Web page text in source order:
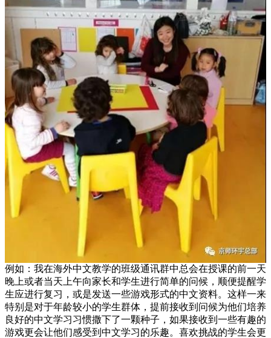
例如：我在海外中文教学的班级通讯群中总会在授课的前一天
晚上或者当天上午向家长和学生进行简单的问候，顺便提醒学
生应进行复习，或是发送一些游戏形式的中文资料。这样一来
特别是对于年龄较小的学生群体，提前接收到问候为他们培养
良好的中文学习习惯撒下了一颗种子，如果接收到一些有趣的
游戏更会让他们感受到中文学习的乐趣。喜欢挑战的学生会更